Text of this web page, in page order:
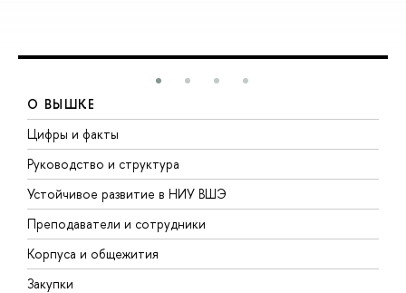
О ВЫШКЕ
Цифры и факты
Руководство и структура
Устойчивое развитие в НИУ ВШЭ
Преподаватели и сотрудники
Корпуса и общежития
Закупки